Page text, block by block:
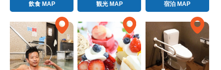
飲食 MAP 観光 MAP 宿泊 MAP